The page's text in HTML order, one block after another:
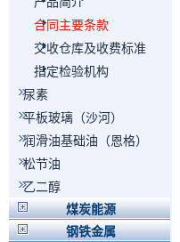
合同主要条款
交收仓库及收费标准
指定检验机构
尿素
平板玻璃（沙河）
润滑油基础油（恩格）
松节油
乙二醇
煤炭能源
钢铁金属